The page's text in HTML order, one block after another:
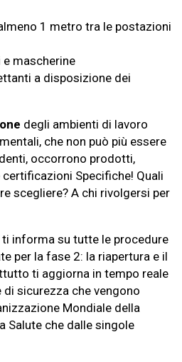
1 metro tra le postazioni
mascherine
a disposizione dei
degli ambienti di lavoro
che non può più essere
occorrono prodotti,
Specifiche! Quali
scegliere? A chi rivolgersi per
ti informa su tutte le procedure
per la fase 2: la riapertura e il
ti aggiorna in tempo reale
sicurezza che vengono
Mondiale della
Salute che dalle singole